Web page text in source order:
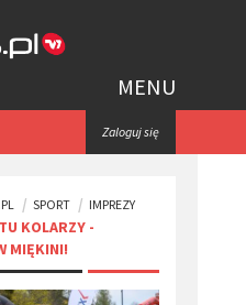
MENU
Zaloguj się
SPORT IMPREZY
KOLARZY -
MIĘKINI!